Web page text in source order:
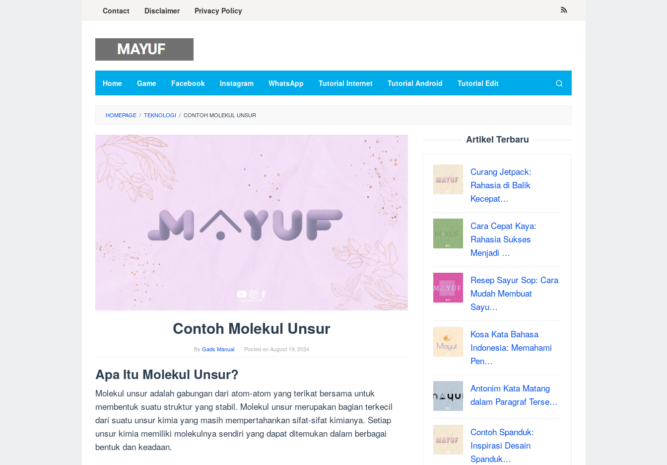
Contact Disclaimer Privacy Policy
Home Game Facebook Instagram WhatsApp Tutorial Internet Tutorial Android Tutorial Edit
HOMEPAGE / TEKNOLOGI / CONTOH MOLEKUL UNSUR
Contoh Molekul Unsur
By Gads Manual Posted onAugust 19, 2024
Apa Itu Molekul Unsur?
Molekul unsur adalah gabungan dari atom-atom yang terikat bersama untuk
membentuk suatu struktur yang stabil. Molekul unsur merupakan bagian terkecil
dari suatu unsur kimia yang masih mempertahankan sifat-sifat kimianya. Setiap
unsur kimia memiliki molekulnya sendiri yang dapat ditemukan dalam berbagai
bentuk dan keadaan.
Artikel Terbaru
Curang Jetpack:
Rahasia di Balik
Kecepat…
Cara Cepat Kaya:
Rahasia Sukses
Menjadi …
Resep Sayur Sop: Cara
Mudah Membuat
Sayu…
Kosa Kata Bahasa
Indonesia: Memahami
Pen…
Antonim Kata Matang
dalam Paragraf Terse…
Contoh Spanduk:
Inspirasi Desain
Spanduk…